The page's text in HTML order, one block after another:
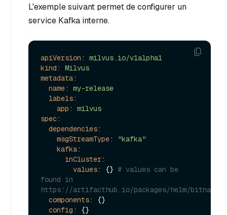
L'exemple suivant permet de configurer un
service Kafka interne.
apiVersion:
milvus.io/v1alpha1
kind:
Milvus
metadata:
name:
my-release
labels:
app:
milvus
spec:
dependencies:
msgStreamType:
"kafka"
kafka:
inCluster:
values:
{} # values can be
found in
https://artifacthub.io/packages/helm/bitnami/
components:
{}
config: